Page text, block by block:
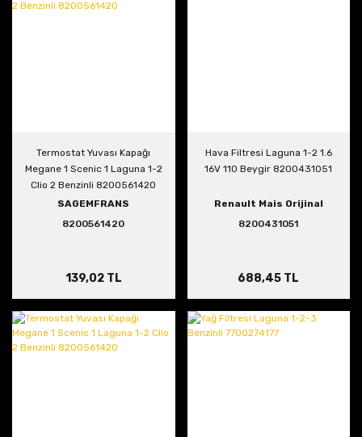
Termostat Yuvası Kapağı
Megane 1 Scenic 1 Laguna 1-2
Clio 2 Benzinli 8200561420
SAGEMFRANS
8200561420
139,02 TL
Hava Filtresi Laguna 1-2 1.6
16V 110 Beygir 8200431051
Renault Mais Orijinal
8200431051
688,45 TL